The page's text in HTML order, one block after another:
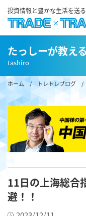
投資情報と豊かな生活を送
たっしーが教え
tashiro
ホーム/ トレトレブログ /
11日の上海総合
避！！